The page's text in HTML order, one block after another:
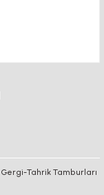
Gergi-Tahrik Tamburları